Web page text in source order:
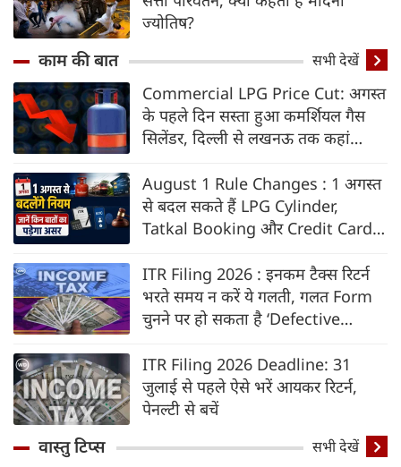
ज्योतिष?
काम की बात सभी देखें
Commercial LPG Price Cut: अगस्त
के पहले दिन सस्ता हुआ कमर्शियल गैस
सिलेंडर, दिल्ली से लखनऊ तक कहां
August 1 Rule Changes : 1 अगस्त
से बदल सकते हैं LPG Cylinder,
Tatkal Booking और Credit Card
ITR Filing 2026 : इनकम टैक्स रिटर्न
भरते समय न करें ये गलती, गलत Form
चुनने पर हो सकता है ‘Defective
ITR Filing 2026 Deadline: 31
जुलाई से पहले ऐसे भरें आयकर रिटर्न,
पेनल्टी से बचें
वास्तु टिप्स सभी देखें